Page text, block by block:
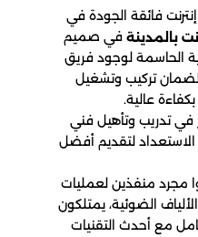
فائقة الجودة في
بالمدينة في صميم
الحاسمة لوجود فريق
تركيب وتشغيل
عالية.
في تدريب وتأهيل فني
الاستعداد لتقديم أفضل
مجرد منفذين لعمليات
الضوئية، يمتلكون
مع أحدث التقنيات